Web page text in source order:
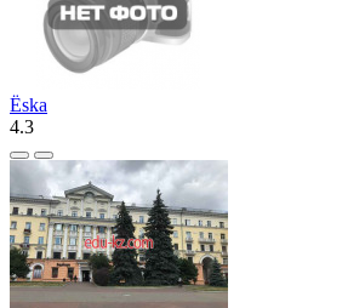
Ёska
4.3